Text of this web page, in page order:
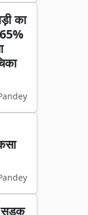
का
सड़क